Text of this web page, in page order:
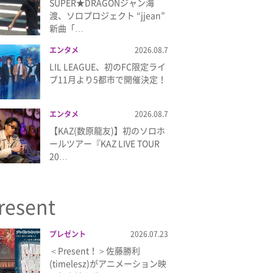
SUPER★DRAGONジャン海
渡、ソロプロジェクト “jjean”
新曲「…
エンタメ 2026.08.7
LIL LEAGUE、初のFC限定ライ
ブ11月より5都市で開催決定！
エンタメ 2026.08.7
【KAZ(数原龍友)】初のソロホ
ールツアー『KAZ LIVE TOUR
20…
プレゼント 2026.07.23
＜Present！＞佐藤勝利
(timelesz)がアニメーション映